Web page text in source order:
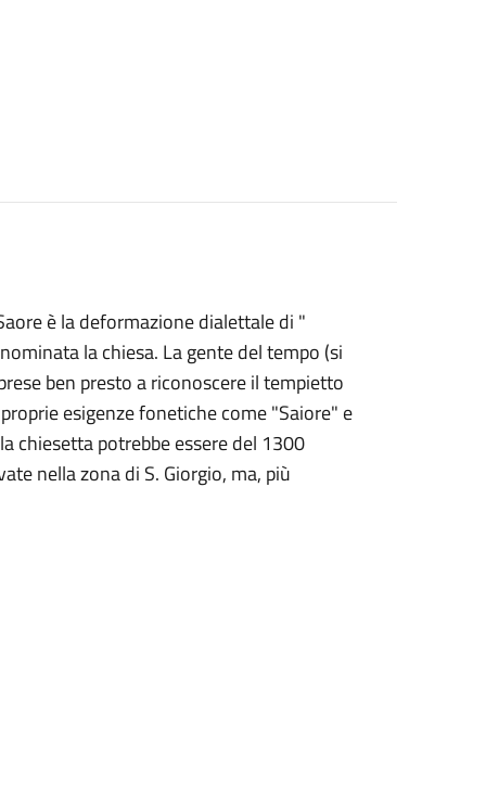
è la deformazione dialettale di "
la chiesa. La gente del tempo (si
ben presto a riconoscere il tempietto
esigenze fonetiche come "Saiore" e
chiesetta potrebbe essere del 1300
nella zona di S. Giorgio, ma, più